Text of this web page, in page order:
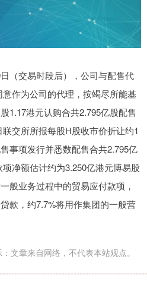
（交易时段后），公司与配售代
作为公司的代理，按竭尽所能基
1.17港元认购合共2.795亿股配售
交所所报每股H股收市价折让约1
事项发行并悉数配售合共2.795亿
净额估计约为3.250亿港元博易股
般业务过程中的贸易应付款项，
款，约7.7%将用作集团的一般营
文章来自网络，不代表本站观点。